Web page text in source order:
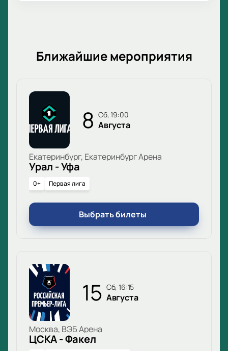
Ближайшие мероприятия
8 сб, 19:00
Августа
Екатеринбург, Екатеринбург Арена
Урал - Уфа
0+ Первая лига
Выбрать билеты
15 сб, 16:15
Августа
Москва, ВЭБ Арена
ЦСКА - Факел